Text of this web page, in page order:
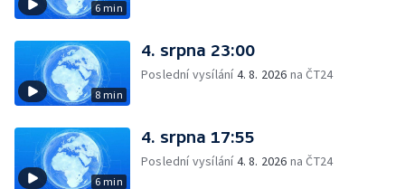
6 min
8 min
4. srpna 23:00
Poslední vysílání4. 8. 2026 na ČT24
6 min
4. srpna 17:55
Poslední vysílání4. 8. 2026 na ČT24